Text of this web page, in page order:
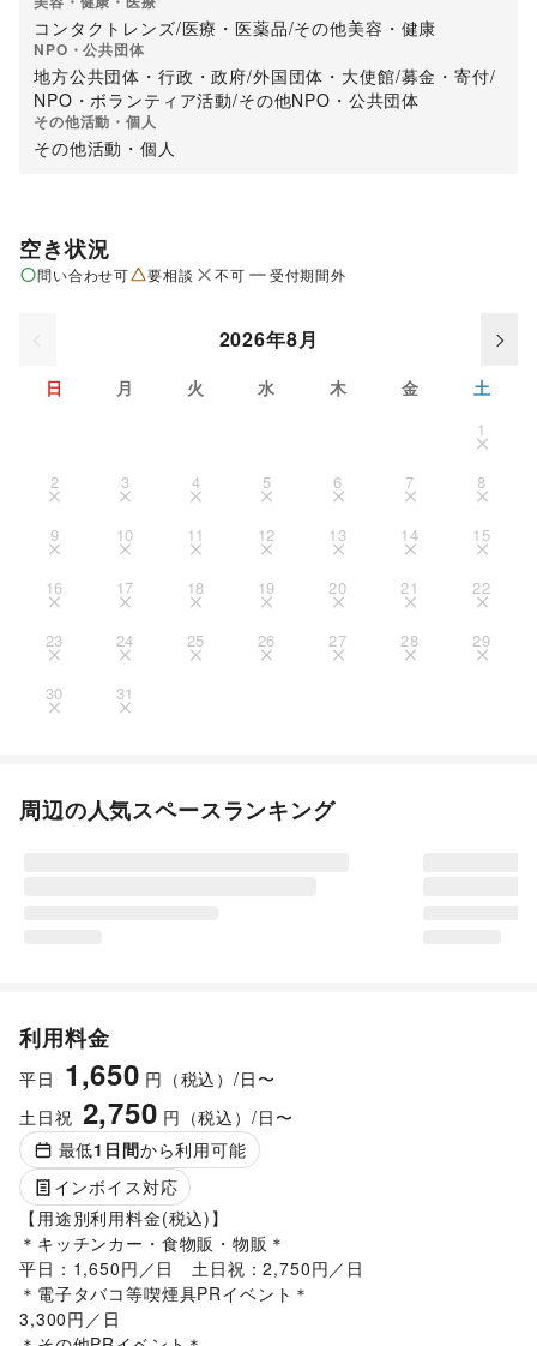
コンタクトレンズ/医療・医薬品/その他美容・健康
NPO・公共団体
地方公共団体・行政・政府/外国団体・大使館/募金・寄付/
NPO・ボランティア活動/その他NPO・公共団体
その他活動・個人
その他活動・個人
空き状況
問い合わせ可 要相談 不可 受付期間外
2026年8月
日 月 火 水 木 金 土
1
2 3 4 5 6 7 8
9 10 11 12 13 14 15
16 17 18 19 20 21 22
23 24 25 26 27 28 29
30 31
周辺の人気スペースランキング
利用料金
平日 1,650 円（税込）/日〜
土日祝 2,750 円（税込）/日〜
最低1 日間から利用可能
インボイス対応
【用途別利用料金(税込)】
＊キッチンカー・食物販・物販＊
平日：1,650円／日　土日祝：2,750円／日
＊電子タバコ等喫煙具PRイベント＊
3,300円／日